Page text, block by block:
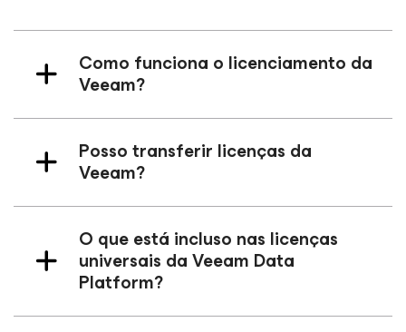
Como funciona o licenciamento da
Veeam?
Posso transferir licenças da
Veeam?
O que está incluso nas licenças
universais da Veeam Data
Platform?